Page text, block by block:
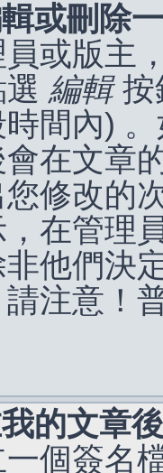
或刪除
或版主
編輯按
間內)
在文章
修改的
在管理
他們決
注意！
的文章
個簽名